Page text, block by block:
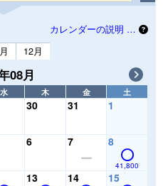
カレンダーの説明 …
12月
08月
水 木 金 土
30 31 1
6 7 8
41,800
13 14 15